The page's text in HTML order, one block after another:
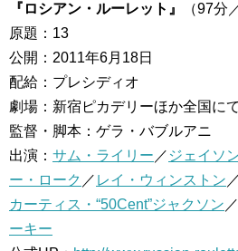
『ロシアン・ルーレット』
（97分
原題：13
公開：2011年6月18日
配給：プレシディオ
劇場：新宿ピカデリーほか全国にて
監督・脚本：ゲラ・バブルアニ
出演： サム・ライリー ／ ジェイソ
ー・ローク ／ レイ・ウィンストン ／
カーティス・“50Cent”ジャクソン ／
ーキー